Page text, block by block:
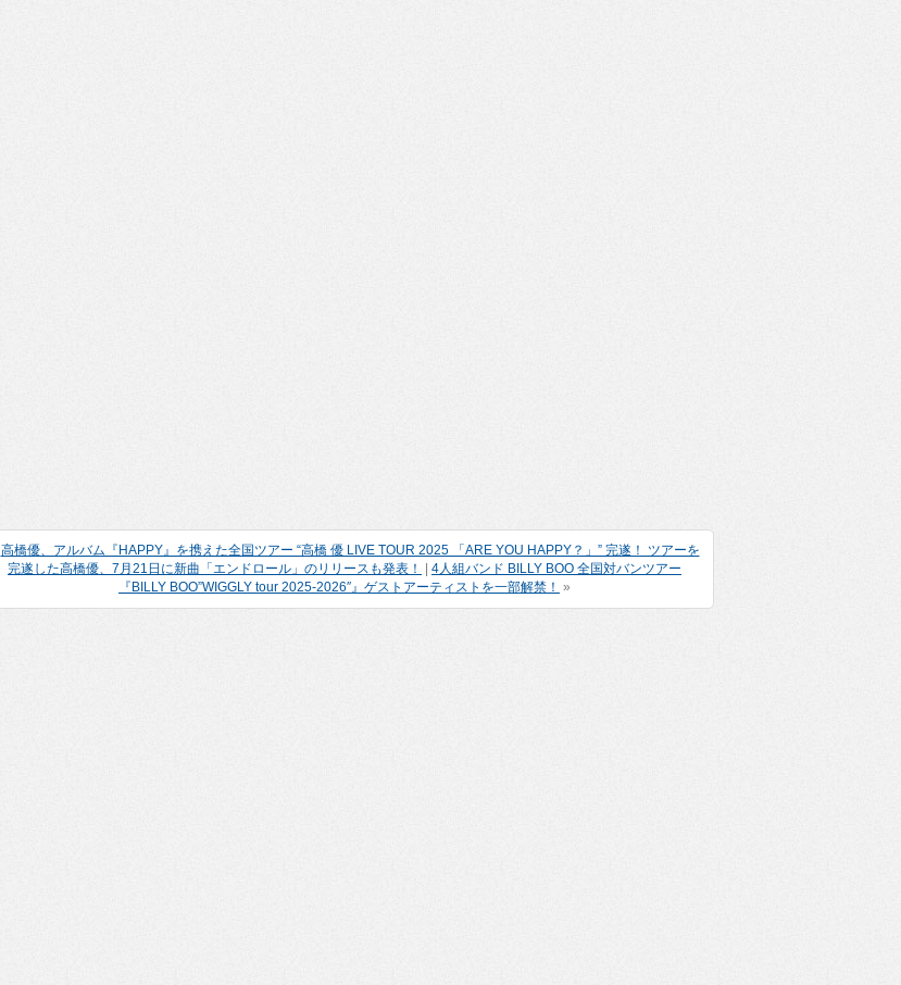
高橋優、アルバム『HAPPY』を携えた全国ツアー “高橋 優 LIVE TOUR 2025 「ARE YOU HAPPY？」” 完遂！ ツアーを
完遂した高橋優、7月21日に新曲「エンドロール」のリリースも発表！
4人組バンド BILLY BOO 全国対バンツアー
『BILLY BOO”WIGGLY tour 2025-2026″』ゲストアーティストを一部解禁！ »